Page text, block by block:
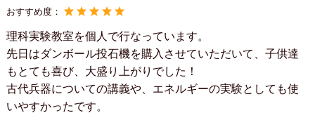
おすすめ度：
理科実験教室を個人で行なっています。
先日はダンボール投石機を購入させていただいて、子供達
もとても喜び、大盛り上がりでした！
古代兵器についての講義や、エネルギーの実験としても使
いやすかったです。